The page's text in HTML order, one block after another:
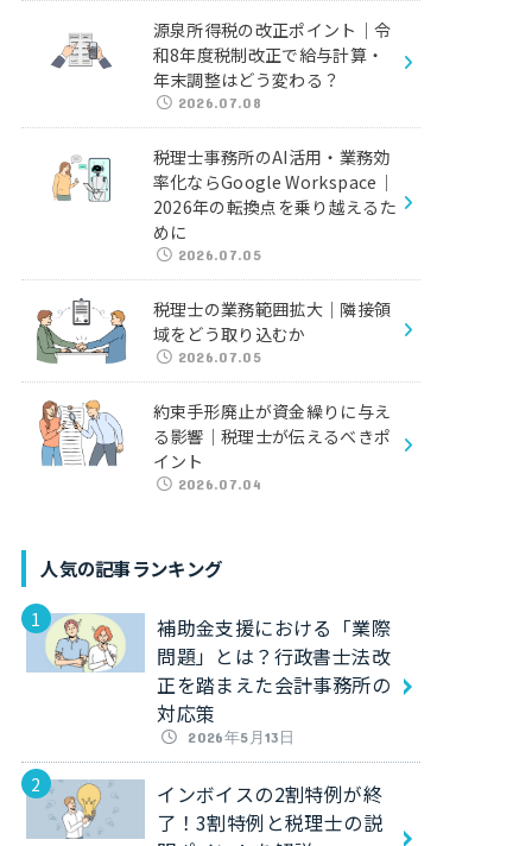
源泉所得税の改正ポイント｜令
和8年度税制改正で給与計算・
年末調整はどう変わる？
2026.07.08
税理士事務所のAI活用・業務効
率化ならGoogle Workspace｜
2026年の転換点を乗り越えるた
めに
2026.07.05
税理士の業務範囲拡大｜隣接領
域をどう取り込むか
2026.07.05
約束手形廃止が資金繰りに与え
る影響｜税理士が伝えるべきポ
イント
2026.07.04
人気の記事ランキング
補助金支援における「業際
問題」とは？行政書士法改
正を踏まえた会計事務所の
対応策
2026年5月13日
インボイスの2割特例が終
了！3割特例と税理士の説